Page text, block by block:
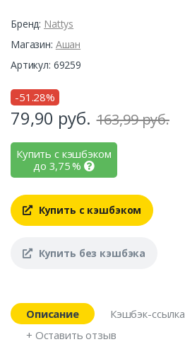
Бренд: Nattys
Магазин: Ашан
Артикул: 69259
-51.28%
79,90 руб. 163,99 руб.
Купить с кэшбэком
до 3,75%
Купить с кэшбэком
Купить без кэшбэка
Описание
Кэшбэк-ссылка
+ Оставить отзыв